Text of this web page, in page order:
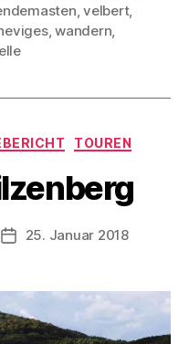
,velbert,
,wandern,
TOUREN
Veröffentlichungsdatum
25. Januar 2018